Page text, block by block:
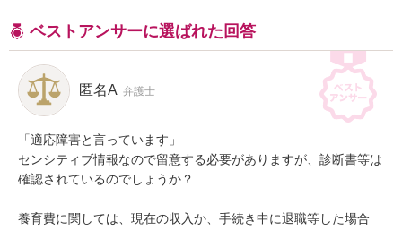
ベストアンサーに選ばれた回答
匿名A 弁護士
「適応障害と言っています」
センシティブ情報なので留意する必要がありますが、診断書等は
確認されているのでしょうか？
養育費に関しては、現在の収入か、手続き中に退職等した場合